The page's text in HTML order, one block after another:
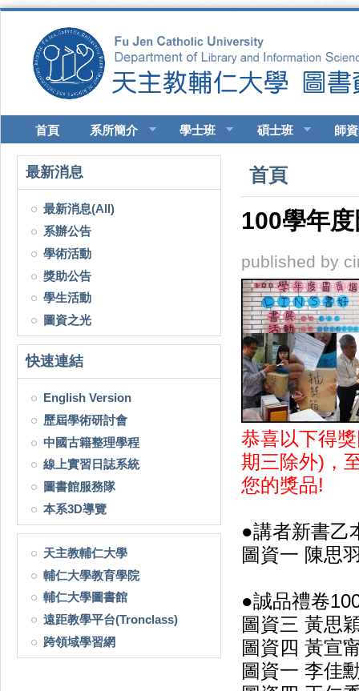
首頁 系所簡介 學士班 碩士班 師
最新消息
最新消息(All)
系辦公告
學術活動
獎助公告
學生活動
圖資之光
快速連結
English Version
歷屆學術研討會
中國古籍整理學程
線上實習日誌系統
圖書館服務隊
本系3D導覽
天主教輔仁大學
輔仁大學教育學院
輔仁大學圖書館
遠距教學平台(Tronclass)
跨領域學習網
您在這裡
首頁
100學年
published by
恭喜以下得
期三除外)，
您的獎品!
●講者新書乙
圖資一 陳思
●誠品禮卷
圖資三 黃思
圖資四 黃宣
圖資一 李佳